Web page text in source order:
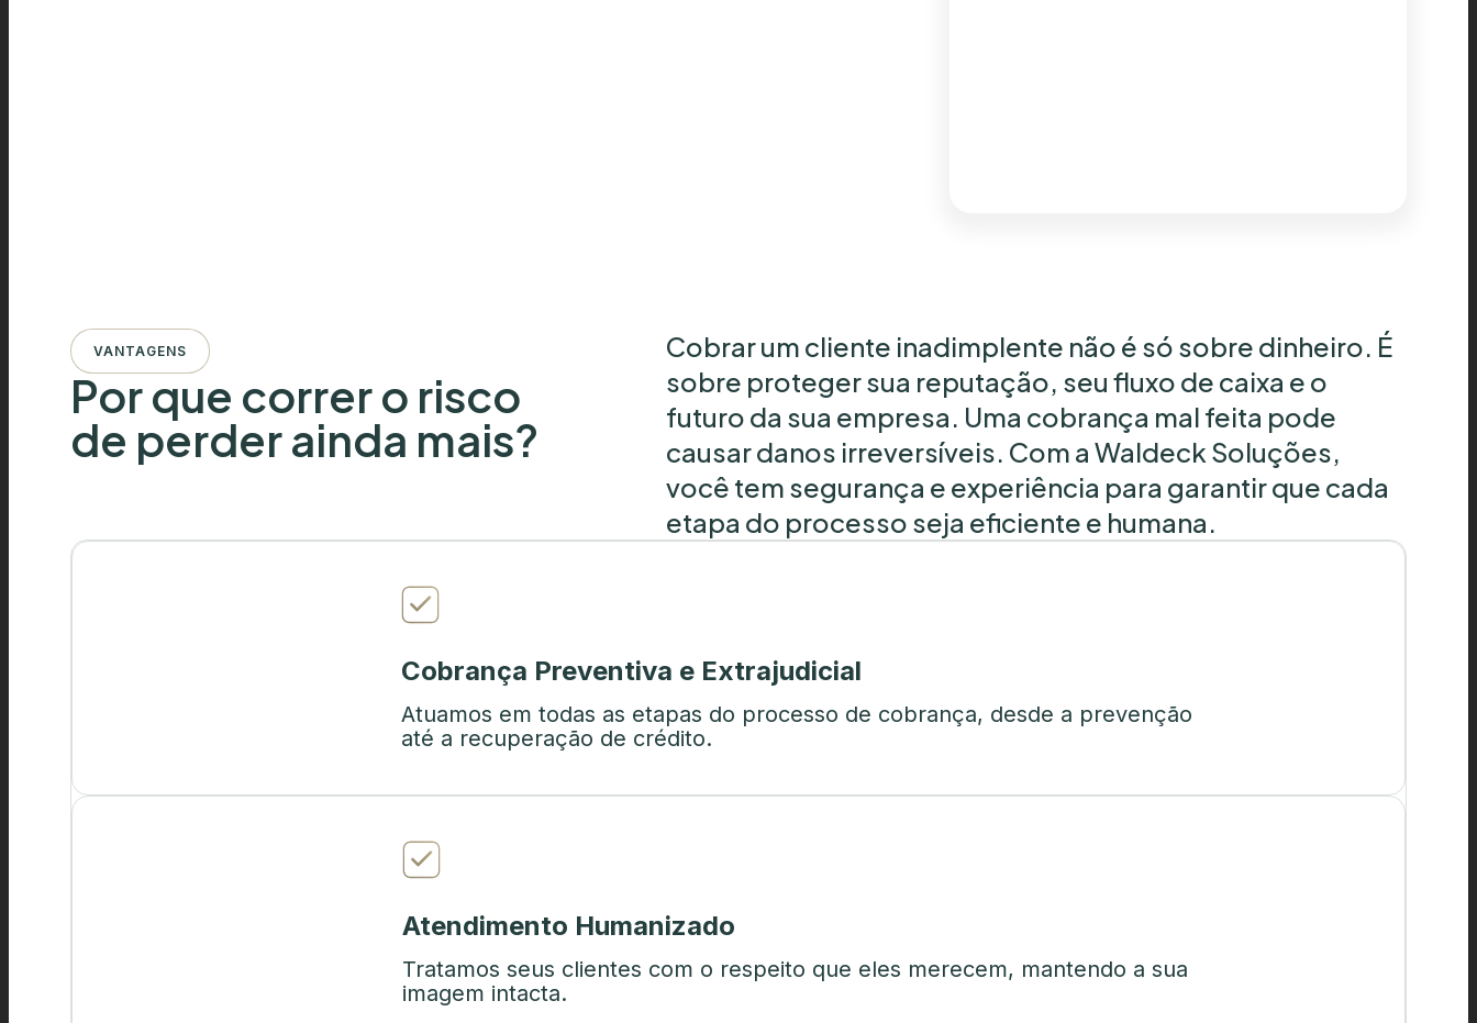
Cobrar um cliente inadimplente não é só sobre dinheiro. É
sobre proteger sua reputação, seu fluxo de caixa e o
futuro da sua empresa. Uma cobrança mal feita pode
causar danos irreversíveis. Com a Waldeck Soluções,
você tem segurança e experiência para garantir que cada
etapa do processo seja eficiente e humana.
VANTAGENS
Por que correr o risco
de perder ainda mais?
Cobrança Preventiva e Extrajudicial
Atuamos em todas as etapas do processo de cobrança, desde a prevenção
até a recuperação de crédito.
Atendimento Humanizado
Tratamos seus clientes com o respeito que eles merecem, mantendo a sua
imagem intacta.